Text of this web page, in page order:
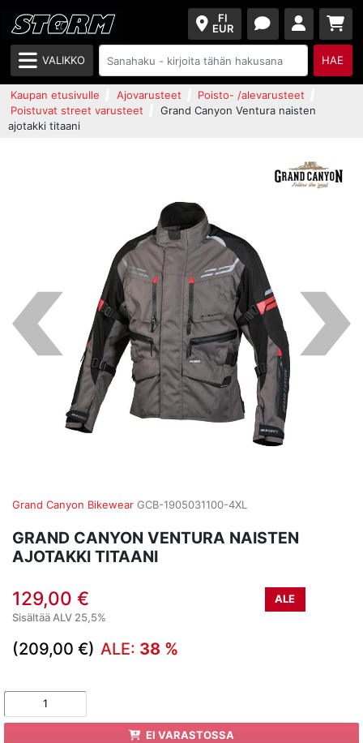
FI
EUR
VALIKKO HAE
Kaupan etusivulle Ajovarusteet
Poisto- /alevarusteet
Poistuvat street varusteet
Grand Canyon Ventura naisten
ajotakki titaani
Grand Canyon Bikewear GCB-1905031100-4XL
GRAND CANYON VENTURA NAISTEN
AJOTAKKI TITAANI
129,00 €
ALE
Sisältää ALV 25,5%
(209,00 €) ALE: 38 %
EI VARASTOSSA